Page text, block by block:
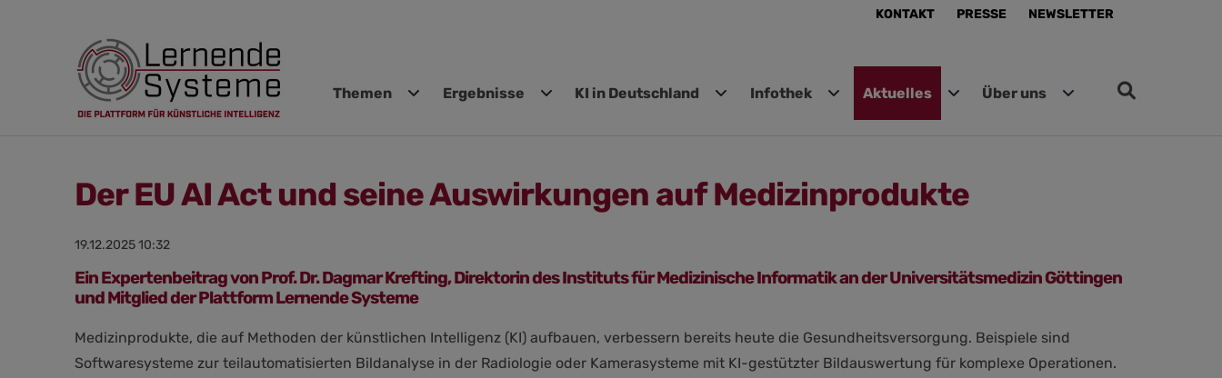
KONTAKT PRESSE NEWSLETTER
Navigation
Themen Ergebnisse KI in Deutschland Infothek Aktuelles Über uns
Der EU AI Act und seine Auswirkungen auf Medizinprodukte
19.12.2025 10:32
Ein Expertenbeitrag von Prof. Dr. Dagmar Krefting, Direktorin des Instituts für Medizinische Informatik an der Universitätsmedizin Göttingen
und Mitglied der Plattform Lernende Systeme
Medizinprodukte, die auf Methoden der künstlichen Intelligenz (KI) aufbauen, verbessern bereits heute die Gesundheitsversorgung. Beispiele sind
Softwaresysteme zur teilautomatisierten Bildanalyse in der Radiologie oder Kamerasysteme mit KI-gestützter Bildauswertung für komplexe Operationen.